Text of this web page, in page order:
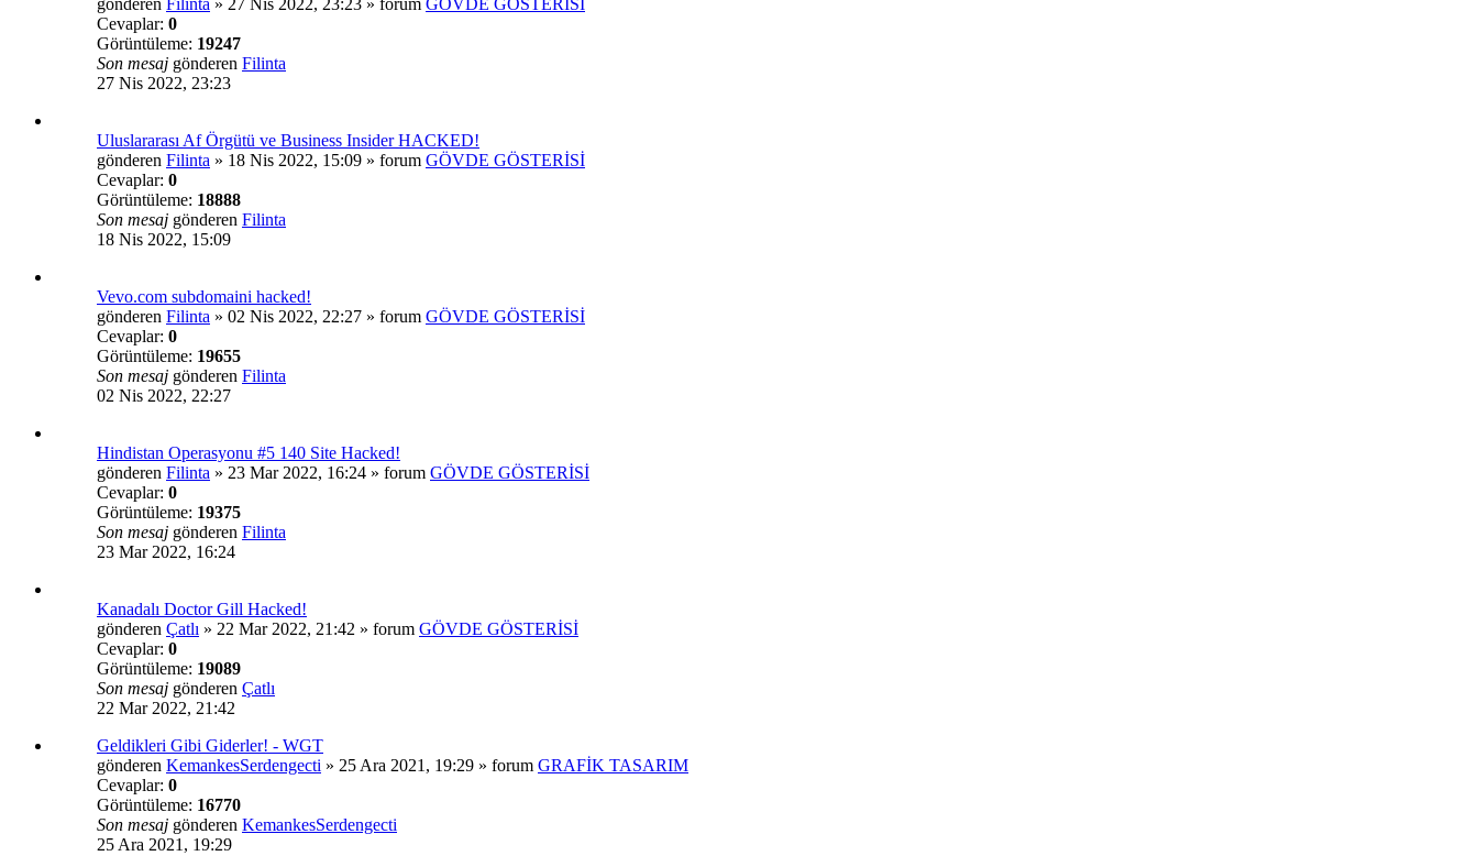
gönderen Filinta » 27 Nis 2022, 23:23 » forum GÖVDE GÖSTERİSİ
Cevaplar: 0
Görüntüleme: 19247
Son mesaj gönderen Filinta
27 Nis 2022, 23:23
Uluslararası Af Örgütü ve Business Insider HACKED!
gönderen Filinta » 18 Nis 2022, 15:09 » forum GÖVDE GÖSTERİSİ
Cevaplar: 0
Görüntüleme: 18888
Son mesaj gönderen Filinta
18 Nis 2022, 15:09
Vevo.com subdomaini hacked!
gönderen Filinta » 02 Nis 2022, 22:27 » forum GÖVDE GÖSTERİSİ
Cevaplar: 0
Görüntüleme: 19655
Son mesaj gönderen Filinta
02 Nis 2022, 22:27
Hindistan Operasyonu #5 140 Site Hacked!
gönderen Filinta » 23 Mar 2022, 16:24 » forum GÖVDE GÖSTERİSİ
Cevaplar: 0
Görüntüleme: 19375
Son mesaj gönderen Filinta
23 Mar 2022, 16:24
Kanadalı Doctor Gill Hacked!
gönderen Çatlı » 22 Mar 2022, 21:42 » forum GÖVDE GÖSTERİSİ
Cevaplar: 0
Görüntüleme: 19089
Son mesaj gönderen Çatlı
22 Mar 2022, 21:42
Geldikleri Gibi Giderler! - WGT
gönderen KemankesSerdengecti » 25 Ara 2021, 19:29 » forum GRAFİK TASARIM
Cevaplar: 0
Görüntüleme: 16770
Son mesaj gönderen KemankesSerdengecti
25 Ara 2021, 19:29